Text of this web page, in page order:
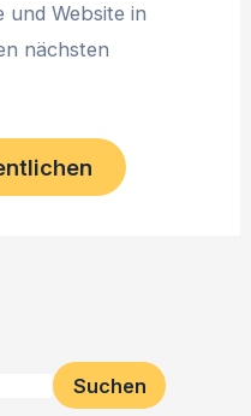
und Website in
nächsten
Suchen